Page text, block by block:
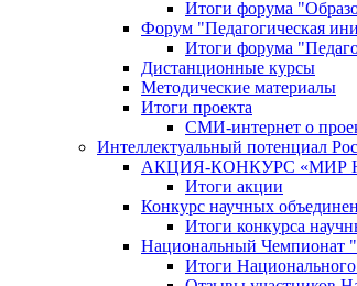
Итоги форума
Форум "Педагогическая
Итоги форума
Дистанционные курсы
Методические материалы
Итоги проекта
СМИ-интернет о
Интеллектуальный потенциал
АКЦИЯ-КОНКУРС «МИР
Итоги акции
Конкурс научных
Итоги конкурса
Национальный Чемпионат
Итоги